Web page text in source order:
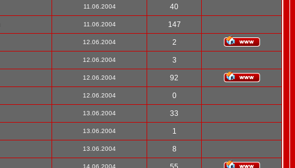
11.06.2004 40
11.06.2004 147
12.06.2004 2
12.06.2004 3
12.06.2004 92
12.06.2004 0
13.06.2004 33
13.06.2004 1
13.06.2004 8
14.06.2004